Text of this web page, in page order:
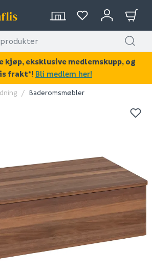
VÆRE AV INTERESSE?
Mira 3230 superrapidfix
15kg
Baderomsmøbler
kjøp, eksklusive medlemskupp, og
frakt*! Bli medlem her!